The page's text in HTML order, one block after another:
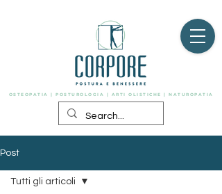
OSTEOPATIA | POSTUROLOGIA | ARTI OLISTICHE | NATUROPATIA
Post
Tutti gli articoli